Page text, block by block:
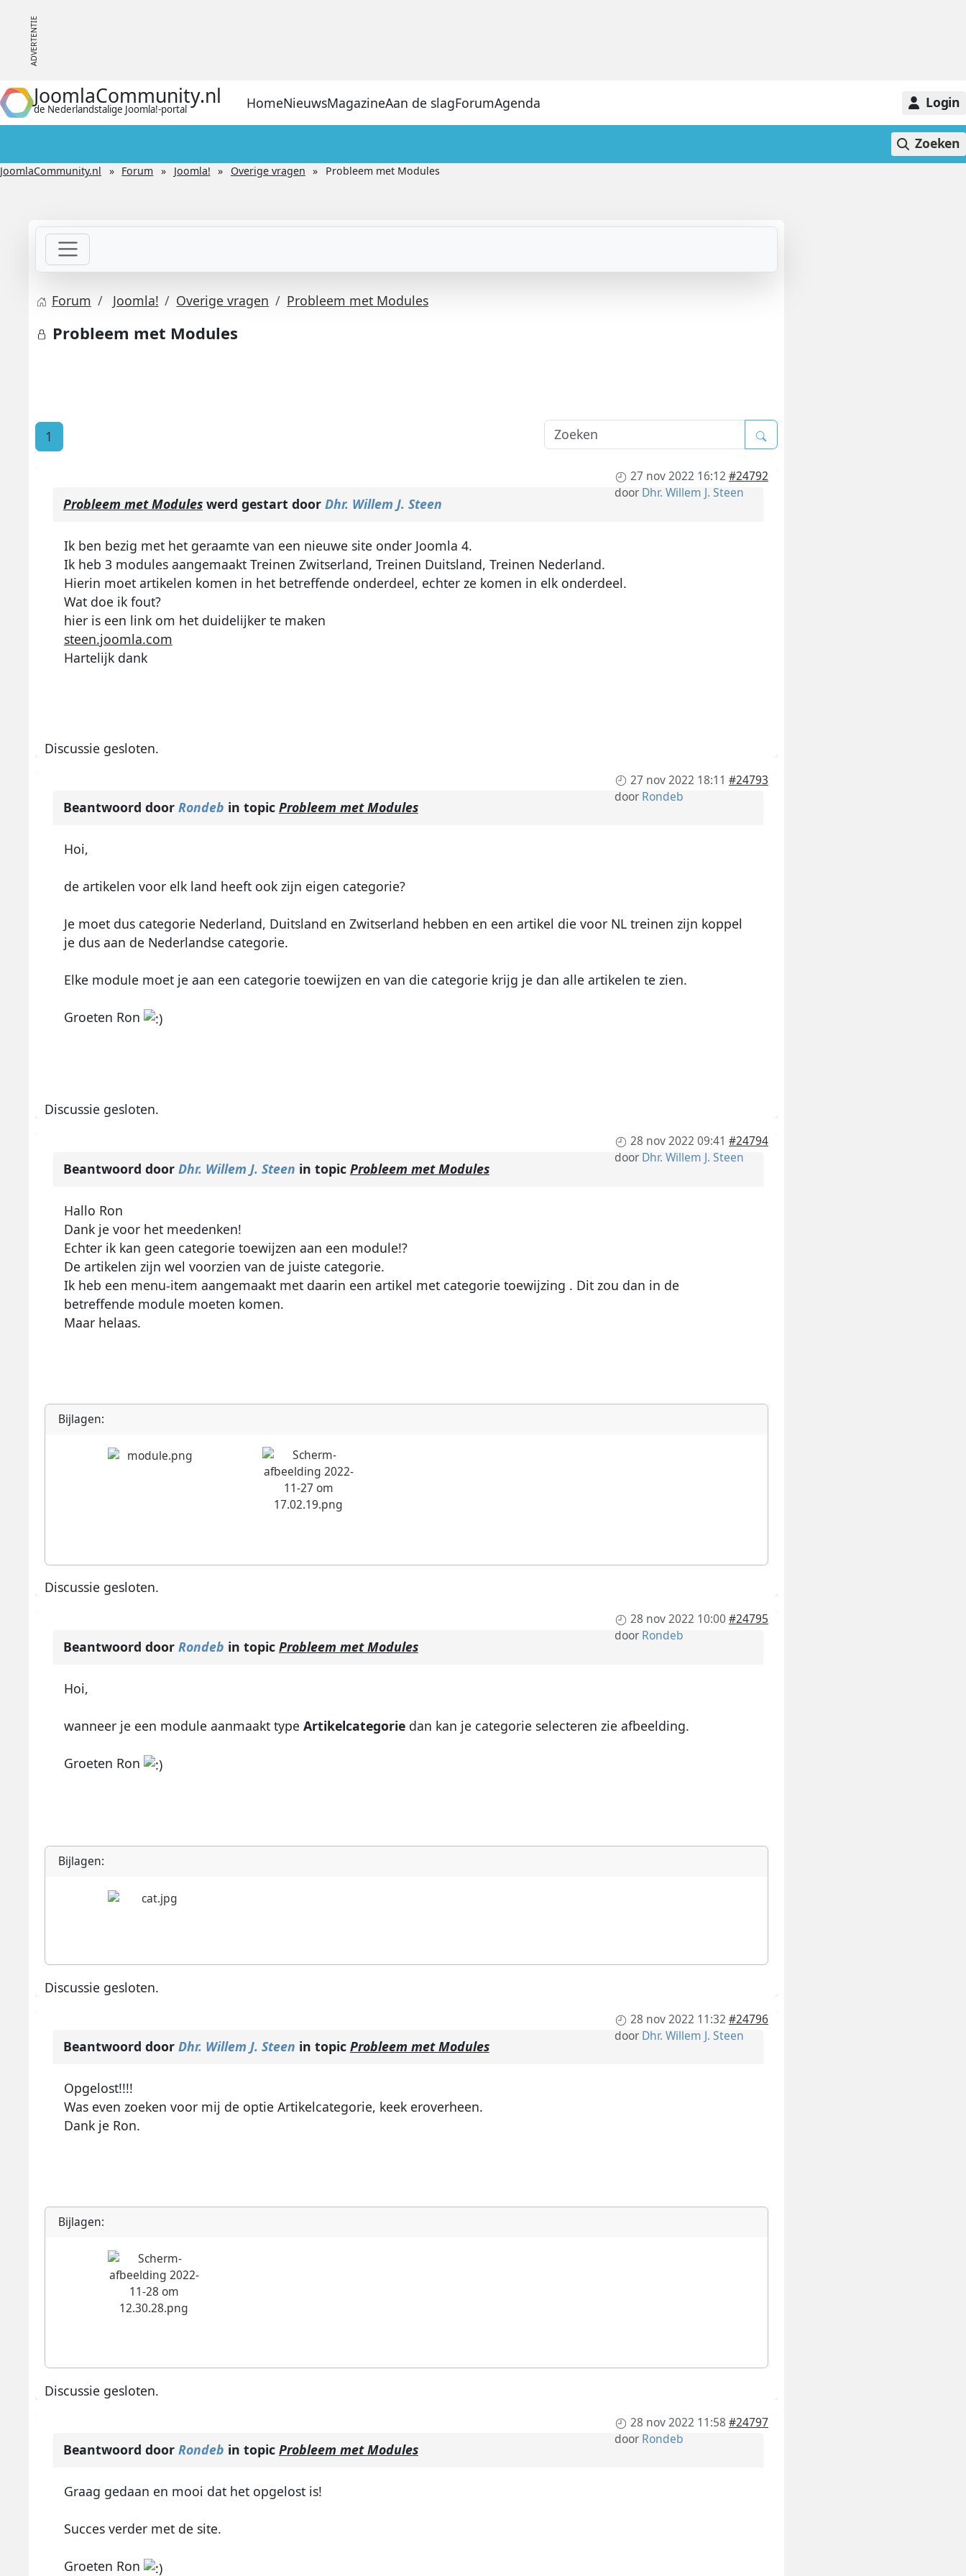
JoomlaCommunity.nl
de Nederlandstalige Joomla!-portal HomeNieuwsMagazineAan de slagForumAgenda Login
Zoeken
JoomlaCommunity.nl Forum Joomla! Overige vragen Probleem met Modules
Forum Joomla! Overige vragen Probleem met Modules
Probleem met Modules
1
27 nov 2022 16:12 #24792
doorDhr. Willem J. Steen
Probleem met Moduleswerd gestart door Dhr. Willem J. Steen
Ik ben bezig met het geraamte van een nieuwe site onder Joomla 4.
Ik heb 3 modules aangemaakt Treinen Zwitserland, Treinen Duitsland, Treinen Nederland.
Hierin moet artikelen komen in het betreffende onderdeel, echter ze komen in elk onderdeel.
Wat doe ik fout?
hier is een link om het duidelijker te maken
steen.joomla.com
Hartelijk dank
Discussie gesloten.
27 nov 2022 18:11 #24793
doorRondeb
Beantwoord door Rondeb in topic Probleem met Modules
Hoi,
de artikelen voor elk land heeft ook zijn eigen categorie?
Je moet dus categorie Nederland, Duitsland en Zwitserland hebben en een artikel die voor NL treinen zijn koppel
je dus aan de Nederlandse categorie.
Elke module moet je aan een categorie toewijzen en van die categorie krijg je dan alle artikelen te zien.
Groeten Ron
Discussie gesloten.
28 nov 2022 09:41 #24794
doorDhr. Willem J. Steen
Beantwoord door Dhr. Willem J. Steen in topic Probleem met Modules
Hallo Ron
Dank je voor het meedenken!
Echter ik kan geen categorie toewijzen aan een module!?
De artikelen zijn wel voorzien van de juiste categorie.
Ik heb een menu-item aangemaakt met daarin een artikel met categorie toewijzing . Dit zou dan in de
betreffende module moeten komen.
Maar helaas.
Bijlagen:
Discussie gesloten.
28 nov 2022 10:00 #24795
doorRondeb
Beantwoord door Rondeb in topic Probleem met Modules
Hoi,
wanneer je een module aanmaakt type Artikelcategoriedan kan je categorie selecteren zie afbeelding.
Groeten Ron
Bijlagen:
Discussie gesloten.
28 nov 2022 11:32 #24796
doorDhr. Willem J. Steen
Beantwoord door Dhr. Willem J. Steen in topic Probleem met Modules
Opgelost!!!!
Was even zoeken voor mij de optie Artikelcategorie, keek eroverheen.
Dank je Ron.
Bijlagen:
Discussie gesloten.
28 nov 2022 11:58 #24797
door Rondeb
Beantwoord door Rondeb in topic Probleem met Modules
Graag gedaan en mooi dat het opgelost is!
Succes verder met de site.
Groeten Ron